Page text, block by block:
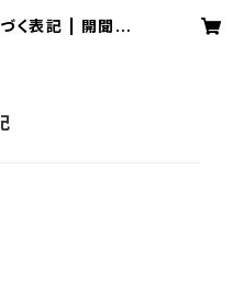
く表記 | 開聞山